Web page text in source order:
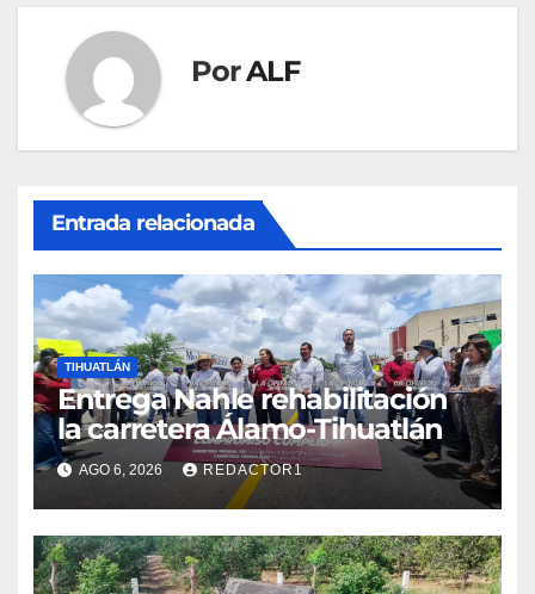
PorALF
Entrada relacionada
TIHUATLÁN
Entrega Nahle rehabilitación
la carretera Álamo-Tihuatlán
AGO 6, 2026 REDACTOR1